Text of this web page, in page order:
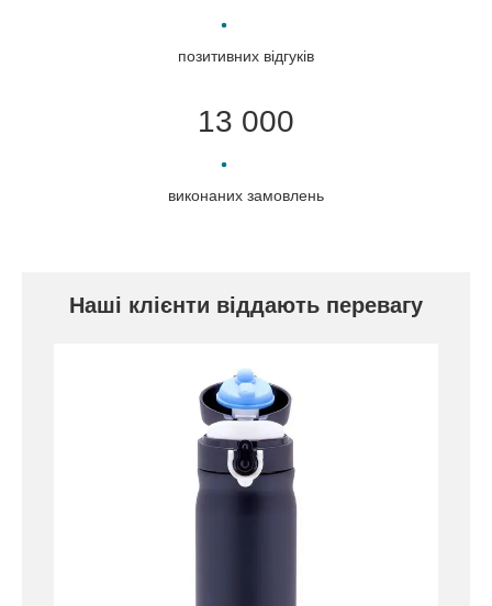
позитивних відгуків
13 000
виконаних замовлень
Наші клієнти віддають перевагу
Термоси для рідин і харчові термоси,
представлені в даній категорії нашого каталогу.